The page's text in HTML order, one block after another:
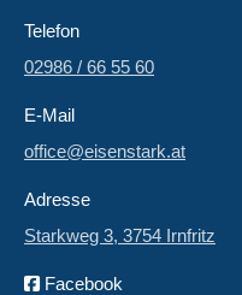
Telefon
02986 / 66 55 60
E-Mail
office@eisenstark.at
Adresse
Starkweg 3, 3754 Irnfritz
Facebook